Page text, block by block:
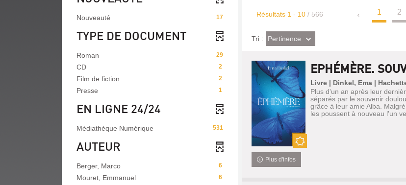
Résultats 1 - 10 / 566 1 2
Tri :(Effet
imédiat)
Pertinence
Nouveauté
EPHÉMÈRE.
Livre | Dinkel, Ema |
Plus d'un an après leur
séparés par le souvenir
grâce à leur amie Alba.
les poussent à nouveau l'un
Plus d'infos
17
Nouveauté
TYPE DE DOCUMENT
29
Roman
2
CD
2
Film de fiction
1
Presse
EN LIGNE 24/24
531
Médiathèque Numérique
AUTEUR
6
Berger, Marco
6
Mouret, Emmanuel